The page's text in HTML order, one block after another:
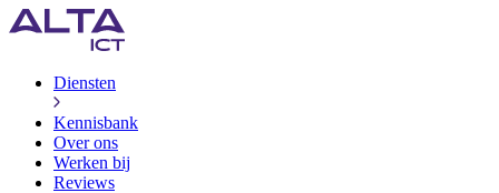
Diensten
Kennisbank
Over ons
Werken bij
Reviews